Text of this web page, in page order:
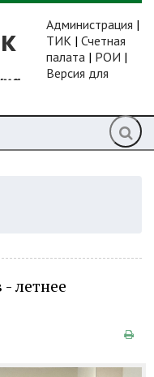
Администрация |
ТИК | Счетная
палата | РОИ |
Версия для
летнее